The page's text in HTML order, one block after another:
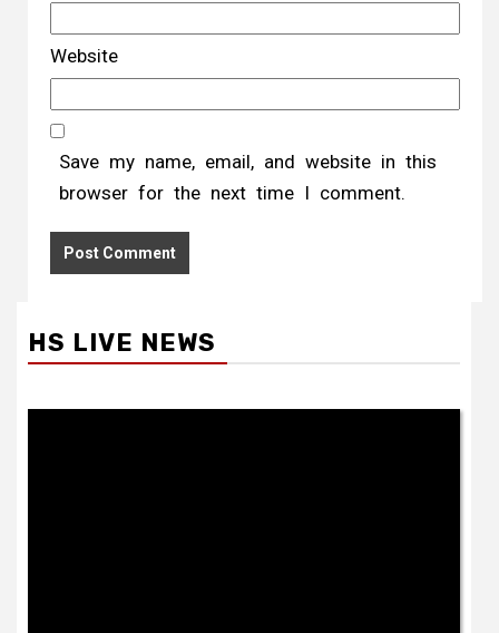
Website
Save my name, email, and website in this
browser for the next time I comment.
HS LIVE NEWS